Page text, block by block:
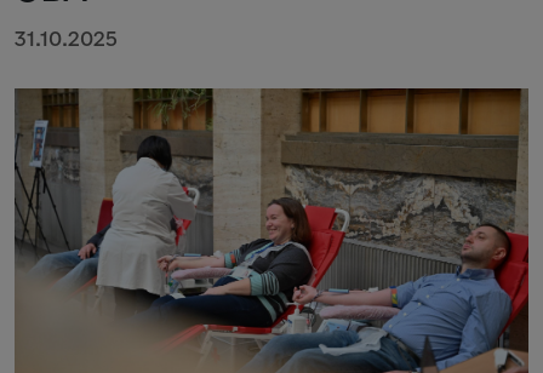
31.10.2025